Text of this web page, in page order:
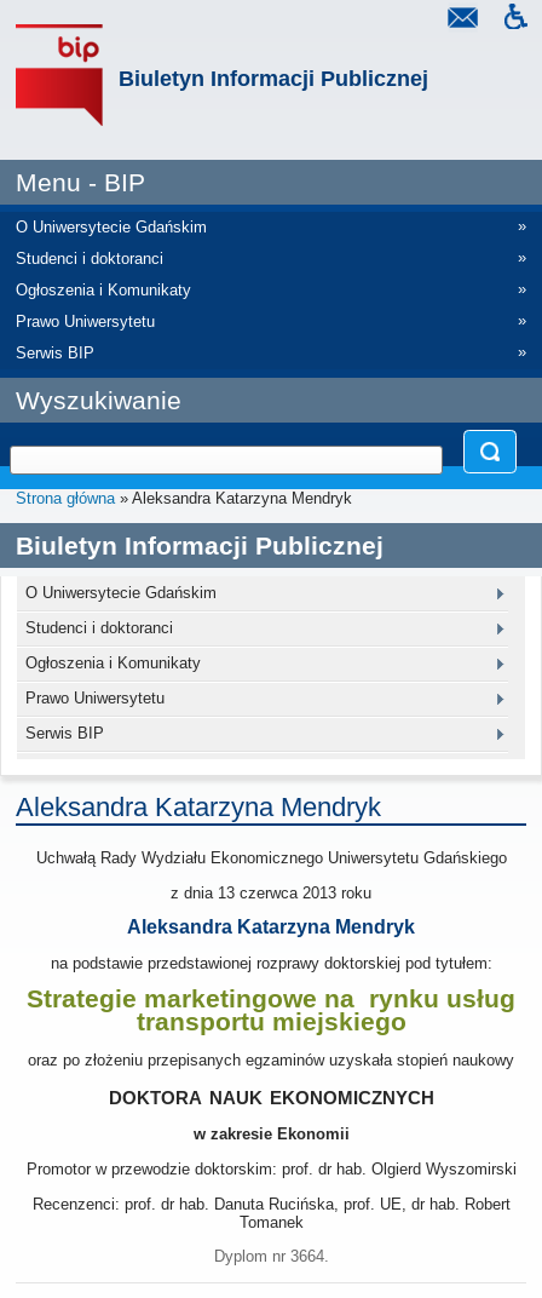
Biuletyn Informacji Publicznej
Menu - BIP
O Uniwersytecie Gdańskim
»
Studenci i doktoranci
»
Ogłoszenia i Komunikaty
»
Prawo Uniwersytetu
»
Serwis BIP
»
Wyszukiwanie
Strona główna» Aleksandra Katarzyna Mendryk
Biuletyn Informacji Publicznej
O Uniwersytecie Gdańskim
Studenci i doktoranci
Ogłoszenia i Komunikaty
Prawo Uniwersytetu
Serwis BIP
Aleksandra Katarzyna Mendryk
Uchwałą Rady Wydziału Ekonomicznego Uniwersytetu Gdańskiego
z dnia 13 czerwca 2013 roku
Aleksandra Katarzyna Mendryk
na podstawie przedstawionej rozprawy doktorskiej pod tytułem:
Strategie marketingowe na rynku usług
transportu miejskiego
oraz po złożeniu przepisanych egzaminów uzyskała stopień naukowy
doktora nauk ekonomicznych
w zakresie Ekonomii
Promotor w przewodzie doktorskim: prof. dr hab. Olgierd Wyszomirski
Recenzenci: prof. dr hab. Danuta Rucińska, prof. UE, dr hab. Robert
Tomanek
Dyplom nr 3664.